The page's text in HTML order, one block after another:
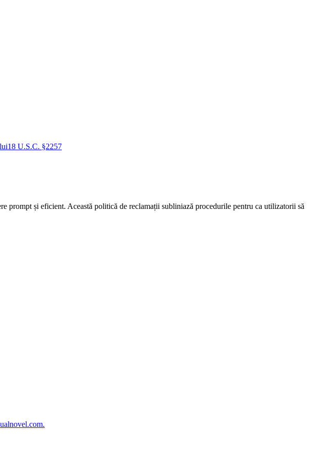
18 U.S.C. §2257
și eficient. Această politică de reclamații subliniază procedurile pentru ca utilizatorii să